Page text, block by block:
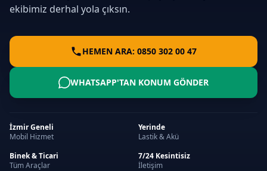
ekibimiz derhal yola çıksın.
HEMEN ARA: 0850 302 00 47
WHATSAPP'TAN KONUM GÖNDER
İzmir Geneli
Mobil Hizmet
Yerinde
Lastik & Akü
Binek & Ticari
Tüm Araçlar
7/24 Kesintisiz
İletişim